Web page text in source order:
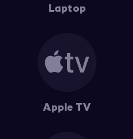
Laptop
Apple TV